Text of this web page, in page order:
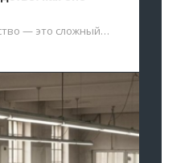
— это сложный…